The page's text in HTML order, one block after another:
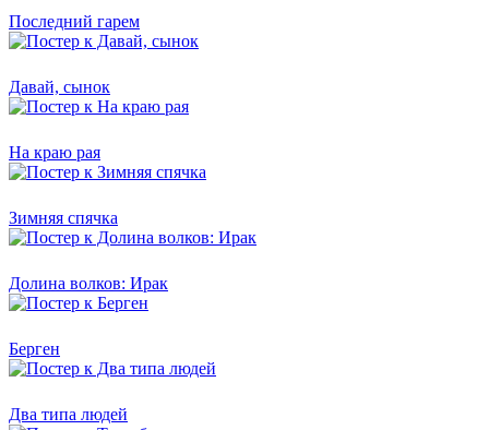
Последний гарем
Давай, сынок
На краю рая
Зимняя спячка
Долина волков: Ирак
Берген
Два типа людей